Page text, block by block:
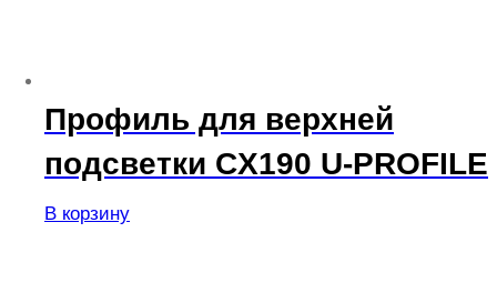
Профиль для верхней
подсветки CX190 U-PROFILE
В корзину